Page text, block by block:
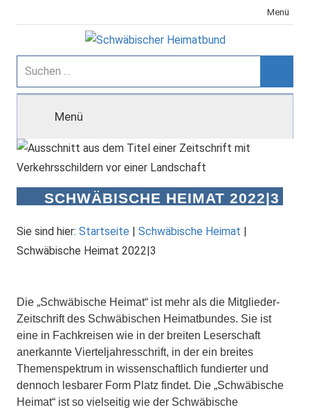
Inhalt
Menü
Schwäbischer
Heimatbund
Suchen
nach:
Menü
SCHWÄBISCHE HEIMAT 2022|3
Sie sind hier: Startseite | Schwäbische Heimat |
Schwäbische Heimat 2022|3
Die „Schwäbische Heimat“ ist mehr als die Mitglieder-
Zeitschrift des Schwäbischen Heimatbundes. Sie ist
eine in Fachkreisen wie in der breiten Leserschaft
anerkannte Vierteljahresschrift, in der ein breites
Themenspektrum in wissenschaftlich fundierter und
dennoch lesbarer Form Platz findet. Die „Schwäbische
Heimat“ ist so vielseitig wie der Schwäbische